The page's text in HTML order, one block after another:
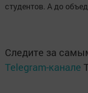
студентов. А до
Следите за
Telegram-канале